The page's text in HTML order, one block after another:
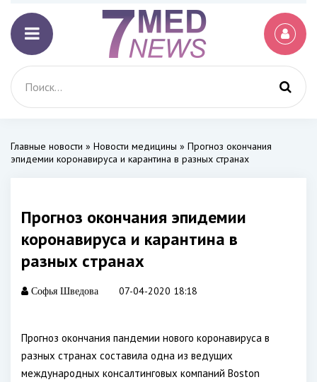
Главные новости » Новости медицины » Прогноз окончания
эпидемии коронавируса и карантина в разных странах
Прогноз окончания эпидемии
коронавируса и карантина в
разных странах
Софья Шведова 07-04-2020 18:18
Прогноз окончания пандемии нового коронавируса в
разных странах составила одна из ведущих
международных консалтинговых компаний Boston